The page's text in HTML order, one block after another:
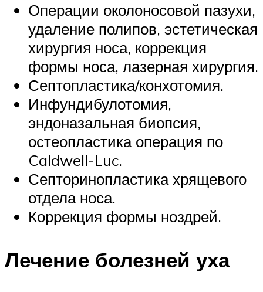
Операции околоносовой пазухи,
удаление полипов, эстетическая
хирургия носа, коррекция
формы носа, лазерная хирургия.
Септопластика/конхотомия.
Инфундибулотомия,
эндоназальная биопсия,
остеопластика операция по
Caldwell-Luc.
Септоринопластика хрящевого
отдела носа.
Коррекция формы ноздрей.
Лечение болезней уха